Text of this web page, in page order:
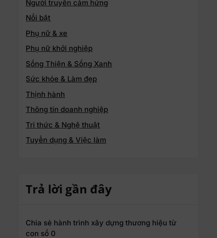
Người truyền cảm hứng
Nổi bật
Phụ nữ & xe
Phụ nữ khởi nghiệp
Sống Thiện & Sống Xanh
Sức khỏe & Làm đẹp
Thịnh hành
Thông tin doanh nghiệp
Tri thức & Nghệ thuật
Tuyển dụng & Việc làm
Trả lời gần đây
Chia sẻ hành trình xây dựng thương hiệu từ
con số 0